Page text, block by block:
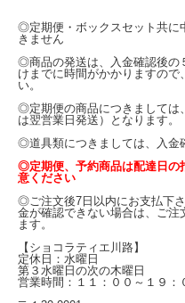
◎定期便・ボックスセット共に
きません
◎商品の発送は、入金確認後の
けまでに時間がかかりますので
い。
◎定期便の商品につきましては
は翌営業日発送）となります。
◎道具類につきましては、入金
◎定期便、予約商品は配達日の
意ください
◎ご注文後7日以内にお支払下
金が確認できない場合は、ご注
ます。
【ショコラティエ川路】
定休日：水曜日
第３水曜日の次の木曜日
営業時間：１１：００～１９：